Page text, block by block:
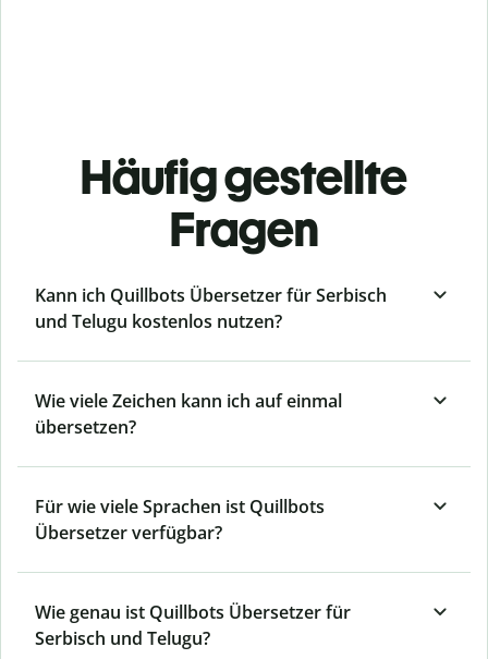
Häufig gestellte
Fragen
Kann ich Quillbots Übersetzer für Serbisch
und Telugu kostenlos nutzen?
Wie viele Zeichen kann ich auf einmal
übersetzen?
Für wie viele Sprachen ist Quillbots
Übersetzer verfügbar?
Wie genau ist Quillbots Übersetzer für
Serbisch und Telugu?